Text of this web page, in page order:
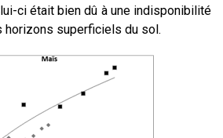
ci était bien dû à une indisponibilité
horizons superficiels du sol.